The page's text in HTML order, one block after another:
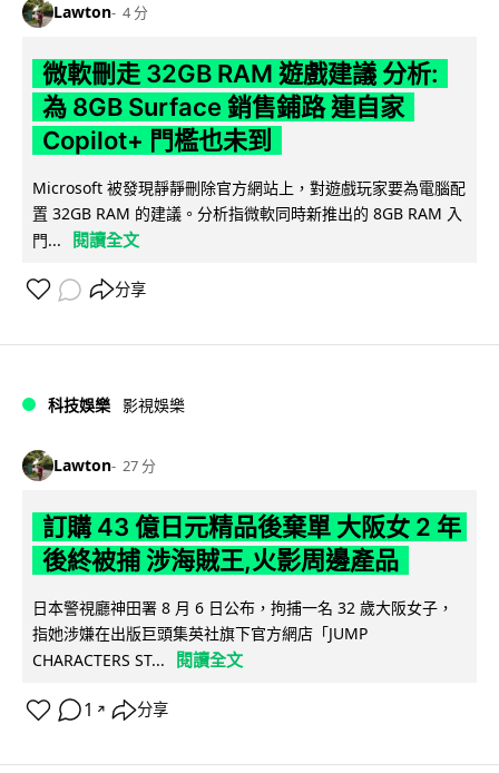
Lawton 4 分
微軟刪走 32GB RAM 遊戲建議 分析:
為 8GB Surface 銷售鋪路 連自家
Copilot+ 門檻也未到
Microsoft 被發現靜靜刪除官方網站上，對遊戲玩家要為電腦配
置 32GB RAM 的建議。分析指微軟同時新推出的 8GB RAM 入
門...
閱讀全文
分享
科技娛樂 影視娛樂
Lawton 27 分
訂購 43 億日元精品後棄單 大阪女 2 年
後終被捕 涉海賊王,火影周邊產品
日本警視廳神田署 8 月 6 日公布，拘捕一名 32 歲大阪女子，
指她涉嫌在出版巨頭集英社旗下官方網店「JUMP
CHARACTERS ST...
閱讀全文
1 ↗ 分享